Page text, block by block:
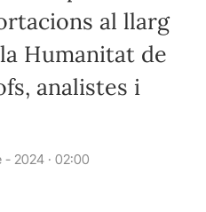
al llarg
Humanitat de
analistes i
- 2024 · 02:00